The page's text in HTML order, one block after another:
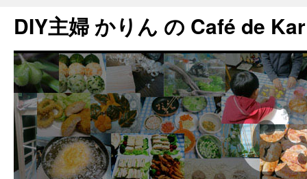
DIY主婦 かりん の Café de